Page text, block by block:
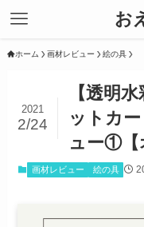
お
ホーム 画材レビュー 絵の具
【透明
ットカ
ュー①【
2021
2/24
画材レビュー 絵の具